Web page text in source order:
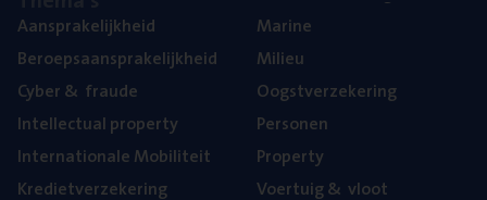
Aan­spra­ke­lijk­heid
Beroeps­aan­spra­ke­lijk­heid
Cyber& fraude
Intel­lec­tu­al property
Inter­na­ti­o­na­le Mobiliteit
Kre­diet­ver­ze­ke­ring
Mari­ne
Mili­eu
Oogst­ver­ze­ke­ring
Per­so­nen
Pro­per­ty
Voer­tuig& vloot